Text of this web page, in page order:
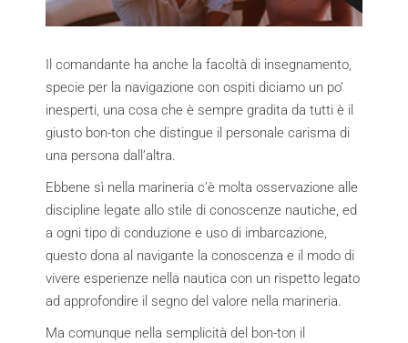
Il comandante ha anche la facoltà di insegnamento,
specie per la navigazione con ospiti diciamo un po’
inesperti, una cosa che è sempre gradita da tutti è il
giusto bon-ton che distingue il personale carisma di
una persona dall’altra.
Ebbene sì nella marineria c’è molta osservazione alle
discipline legate allo stile di conoscenze nautiche, ed
a ogni tipo di conduzione e uso di imbarcazione,
questo dona al navigante la conoscenza e il modo di
vivere esperienze nella nautica con un rispetto legato
ad approfondire il segno del valore nella marineria.
Ma comunque nella semplicità del bon-ton il